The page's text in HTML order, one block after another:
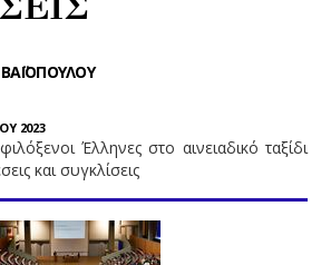
2023
Έλληνες στο αινειαδικό ταξίδι
και συγκλίσεις